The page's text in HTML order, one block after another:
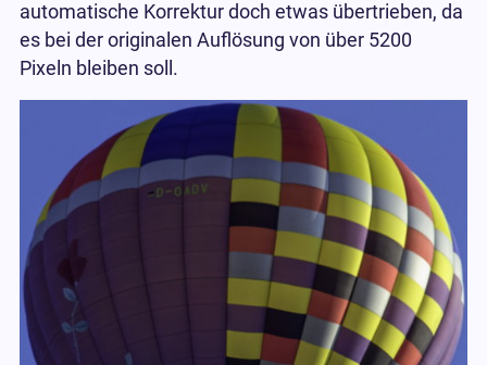
automatische Korrektur doch etwas übertrieben, da
es bei der originalen Auflösung von über 5200
Pixeln bleiben soll.